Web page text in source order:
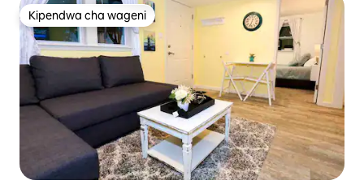
Kipendwa cha wageni
Kipendwa cha wageni